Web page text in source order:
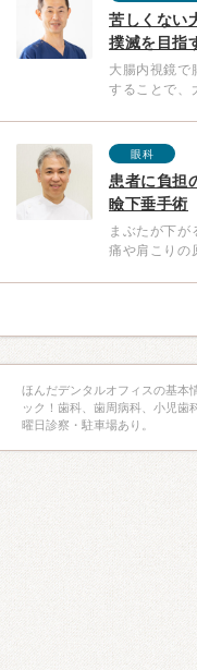
苦しくない
撲滅を目指
大腸内視鏡で
することで、
眼科
患者に負担
瞼下垂手術
まぶたが下
痛や肩こりの
ほんだデンタルオフィスの基本
ック！歯科、歯周病科、小児歯
曜日診察・駐車場あり。